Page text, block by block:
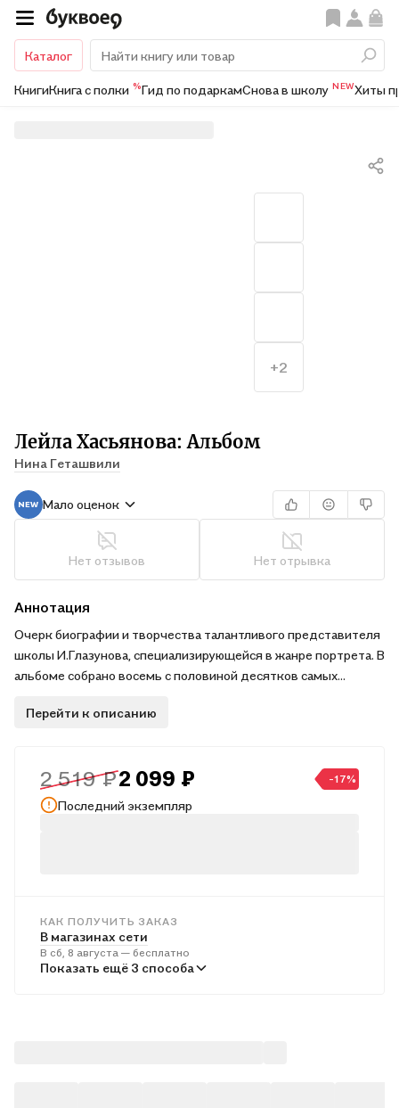
Каталог
КнигиКнига с полки %Гид по подаркамСнова в школу NEWХиты
Лейла Хасьянова: Альбом
Нина Геташвили
Мало оценок
Нет отзывов Нет отрывка
+2
Аннотация
Очерк биографии и творчества талантливого представителя
школы И.Глазунова, специализирующейся в жанре портрета. В
альбоме собрано восемь с половиной десятков самых
Перейти к описанию
2 519 ₽2 099 ₽ -17%
Последний экземпляр
КАК ПОЛУЧИТЬ ЗАКАЗ
В магазинах сети
В сб, 8 августа — бесплатно
В пунктах выдачи
Показать ещё 3 способа